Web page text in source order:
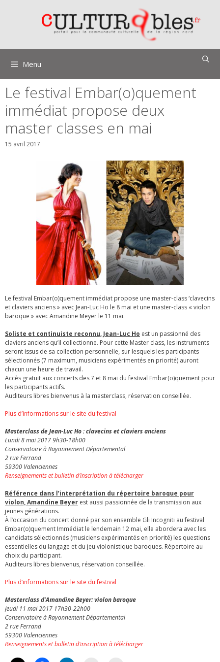
Menu
Le festival Embar(o)quement
immédiat propose deux
master classes en mai
15 avril 2017
Le festival Embar(o)quement immédiat propose une master-class ‘clavecins
et claviers anciens » avec Jean-Luc Ho le 8 mai et une master-class « violon
baroque » avec Amandine Meyer le 11 mai.
Soliste et continuiste reconnu, Jean-Luc Ho est un passionné des
claviers anciens qu’il collectionne. Pour cette Master class, les instruments
seront issus de sa collection personnelle, sur lesquels les participants
sélectionnés (7 maximum, musiciens expérimentés en priorité) auront
chacun une heure de travail.
Accès gratuit aux concerts des 7 et 8 mai du festival Embar(o)quement pour
les participants actifs.
Auditeurs libres bienvenus à la masterclass, réservation conseillée.
Plus d’informations sur le site du festival
Masterclass de Jean-Luc Ho : clavecins et claviers anciens
Lundi 8 mai 2017 9h30-18h00
Conservatoire à Rayonnement Départemental
2 rue Ferrand
59300 Valenciennes
Renseignements et bulletin d’inscription à télécharger
Référence dans l’interprétation du répertoire baroque pour
violon, Amandine Beyer est aussi passionnée de la transmission aux
jeunes générations.
À l’occasion du concert donné par son ensemble Gli Incogniti au festival
Embar(o)quement Immédiat le lendemain 12 mai, elle abordera avec les
candidats sélectionnés (musiciens expérimentés en priorité) les questions
essentielles du langage et du jeu violonistique baroques. Répertoire au
choix du participant.
Auditeurs libres bienvenus, réservation conseillée.
Plus d’informations sur le site du festival
Masterclass d’Amandine Beyer: violon baroque
Jeudi 11 mai 2017 17h30-22h00
Conservatoire à Rayonnement Départemental
2 rue Ferrand
59300 Valenciennes
Renseignements et bulletin d’inscription à télécharger